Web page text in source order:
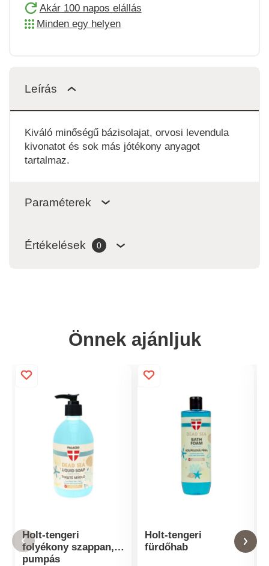
Akár 100 napos elállás
Minden egy helyen
Leírás
Kiváló minőségű bázisolajat, orvosi levendula
kivonatot és sok más jótékony anyagot
tartalmaz.
Paraméterek
Értékelések 0
Önnek ajánljuk
Holt-tengeri
folyékony szappan,
pumpás
Holt-tengeri
fürdőhab